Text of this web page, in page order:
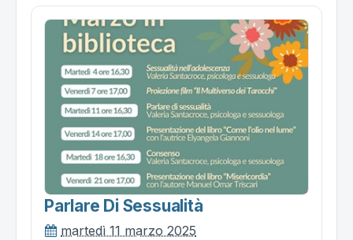
Parlare Di Sessualità
martedì 11 marzo 2025